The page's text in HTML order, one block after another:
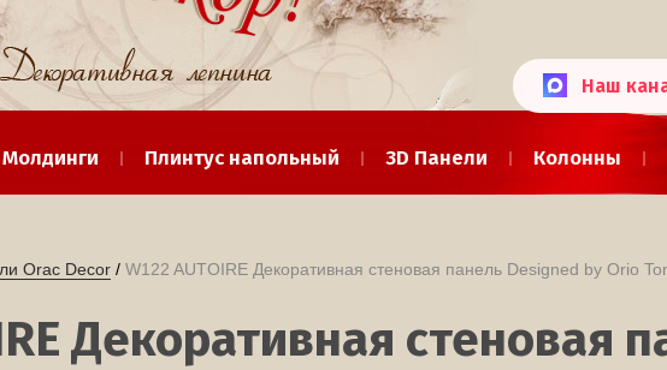
Наш
Молдинги Плинтус напольный 3D Панели Колонны
Orac Decor / W122 AUTOIRE Декоративная стеновая панель Designed by Orio
Декоративная стеновая